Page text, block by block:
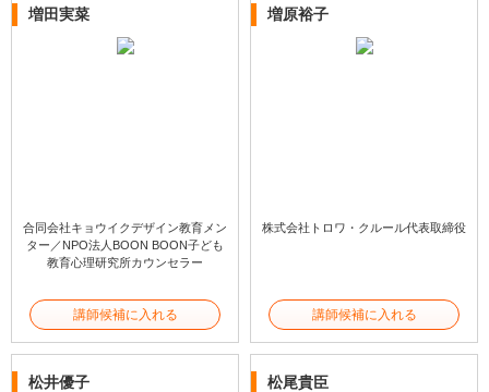
増田実菜
合同会社キョウイクデザイン教育メン
ター／NPO法人BOON BOON子ども
教育心理研究所カウンセラー
講師候補に入れる
増原裕子
株式会社トロワ・クルール代表取締役
講師候補に入れる
松井優子 松尾貴臣